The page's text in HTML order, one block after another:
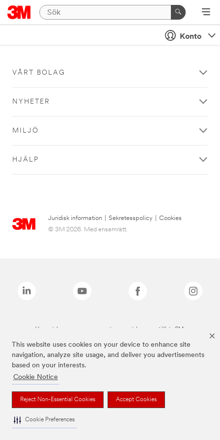
This website uses cookies on your device to enhance site
navigation, analyze site usage, and deliver you advertisements
based on your interests.
Cookie Notice
Reject Non-Essential Cookies Accept Cookies
Cookie Preferences
Konto
VÅRT BOLAG
NYHETER
MILJÖ
HJÄLP
Juridisk information Sekretesspolicy
Cookies
© 3M 2026. Med ensamrätt.
Varumärken som anges ovan är varumärken som tillhör 3M.